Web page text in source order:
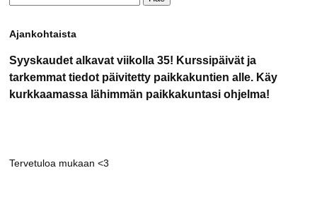
Ajankohtaista
Syyskaudet alkavat viikolla 35! Kurssipäivät ja
tarkemmat tiedot päivitetty paikkakuntien alle. Käy
kurkkaamassa lähimmän paikkakuntasi ohjelma!
Tervetuloa mukaan <3